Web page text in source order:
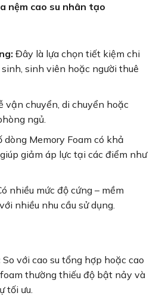
nệm cao su nhân tạo
Đây là lựa chọn tiết kiệm chi
sinh viên hoặc người thuê
vận chuyển, di chuyển hoặc
ngủ.
dòng Memory Foam có khả
giảm áp lực tại các điểm như
nhiều mức độ cứng – mềm
nhiều nhu cầu sử dụng.
So với cao su tổng hợp hoặc cao
thường thiếu độ bật nảy và
tối ưu.